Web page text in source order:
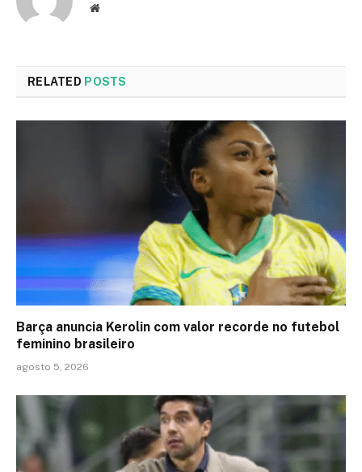
Website
RELATED POSTS
Barça anuncia Kerolin com valor recorde no futebol
feminino brasileiro
agosto 5, 2026